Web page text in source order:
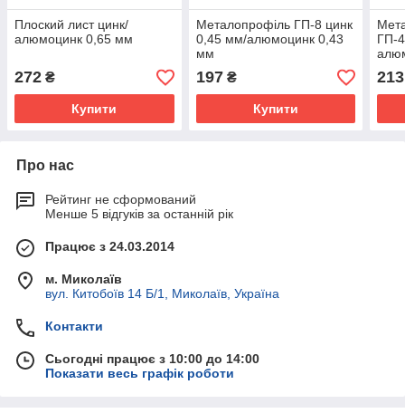
Плоский лист цинк/
алюмоцинк 0,65 мм
272 ₴
Купити
Металопрофіль ГП-8 цинк
0,45 мм/алюмоцинк 0,43
мм
197₴
Купити
ГП-
213
Про нас
Рейтинг не сформований
Менше 5 відгуків за останній рік
Працює з 24.03.2014
м. Миколаїв
вул. Китобоїв 14 Б/1, Миколаїв, Україна
Контакти
Сьогодні працює з 10:00 до 14:00
Показати весь графік роботи